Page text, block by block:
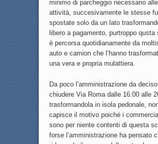
minimo di parcheggio necessario
attività, succesivamente le stesse
spostate solo da un lato
libero a pagamento, purtroppo qusta
è percorsa quotidianamente da
auto e camion che l’hanno
una vera e propria mulattiera.
Da poco l’amministrazione da
chiudere Via Roma dalle 16:00 alle
trasformandola in isola pedonale,
capisce il motivo poiché i
sono per niente contenti di questa
forse l’amministrazione ha pensato